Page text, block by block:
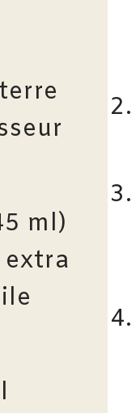
ml)
extra